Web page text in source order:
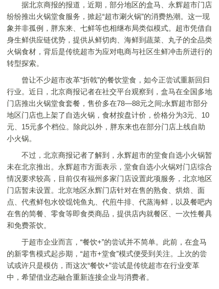
据北京商报的报道，近期，部分地区的盒马、永辉超市门店
纷纷推出火锅堂食服务，掀起“超市涮火锅”的消费热潮。这一现
象并非孤例，胖东来、七鲜等也相继布局类似模式。超市凭借自
身生鲜供应链优势，提供从鲜切肉、海鲜到蔬菜、丸子的全品类
火锅食材，背后是传统超市为应对电商与社区生鲜冲击所进行的
转型探索。
曾让不少超市改革“折戟”的餐饮堂食，如今正尝试重新回归
行业。近日，北京商报记者在社交平台观察到，盒马在全国多地
门店推出火锅堂食套餐，售价多在78—88元之间;永辉超市部分
地区门店也上架了自选火锅，食材按盘计价，价格分为3元、10
元、15元多个档位。除此以外，胖东来也在部分门店上线自助
小火锅。
不过，北京商报记者了解到，永辉超市的堂食自选小火锅暂
未在北京推出。永辉超市方面表示，堂食自选小火锅对门店综合
情况要求较高，目前仅有福州多家门店设置此项服务，北京地区
门店暂未设置。北京地区永辉门店针对在售的熟食、烘焙、面
点、代煮鲜包水饺馄饨鱼丸、代煎牛排、代蒸海鲜，以及餐吧内
在售的简餐、零食等即食类商品，提供店内就餐区、一次性餐具
和免费茶饮。
于超市企业而言，“餐饮+”的尝试并不简单。此前，在盒马
的新零售模式起步期，“超市+堂食”模式便受到关注。上次的尝
试或许只是模仿，而这次“餐饮+”尝试是传统超市在行业变革
中，希望借业态融合重新连接企业与消费者。